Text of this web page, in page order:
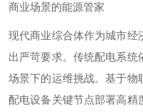
商业场景的能源管家
现代商业综合体作为城市经
出严苛要求。传统配电系
场景下的运维挑战。基于物
配电设备关键节点部署高精